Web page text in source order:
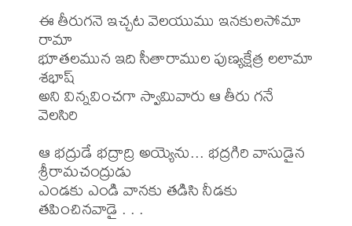
ఈ తీరుగనె ఇచ్చట వెలయుము ఇనకులసోమా
రామా
భూతలమున ఇది సీతారాముల పుణ్యక్షేత్ర లలామా
శభాష్
అని విన్నవించగా స్వామివారు ఆ తీరు గనే
వెలసిరి
ఆ భద్రుడే భద్రాద్రి అయ్యెను... భద్రగిరి వాసుడైన
శ్రీరామచంద్రుడు
ఎండకు ఎండి వానకు తడిసి నీడకు
తపించినవాడై . . .